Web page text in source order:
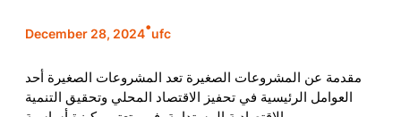
December 28, 2024•ufc
مقدمة عن المشروعات الصغيرة تعد المشروعات الصغيرة أحد
العوامل الرئيسية في تحفيز الاقتصاد المحلي وتحقيق التنمية